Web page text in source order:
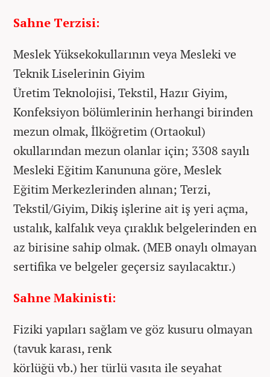
Sahne Terzisi:
Meslek Yüksekokullarının veya Mesleki ve
Teknik Liselerinin Giyim
Üretim Teknolojisi, Tekstil, Hazır Giyim,
Konfeksiyon bölümlerinin herhangi birinden
mezun olmak, İlköğretim (Ortaokul)
okullarından mezun olanlar için; 3308 sayılı
Mesleki Eğitim Kanununa göre, Meslek
Eğitim Merkezlerinden alınan; Terzi,
Tekstil/Giyim, Dikiş işlerine ait iş yeri açma,
ustalık, kalfalık veya çıraklık belgelerinden en
az birisine sahip olmak. (MEB onaylı olmayan
sertifika ve belgeler geçersiz sayılacaktır.)
Sahne Makinisti:
Fiziki yapıları sağlam ve göz kusuru olmayan
(tavuk karası, renk
körlüğü vb.) her türlü vasıta ile seyahat